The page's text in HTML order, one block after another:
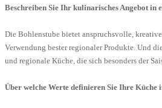
Beschreiben Sie Ihr kulinarisches Angebot in
Die Bohlenstube bietet anspruchsvolle,
Verwendung bester regionaler Produkte. Und
und regionale Küche, die sich besonders der
Über welche Werte definieren Sie Ihre Küche